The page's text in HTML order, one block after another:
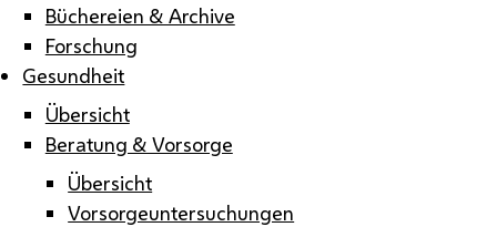
Büchereien & Archive
Forschung
Gesundheit
Übersicht
Beratung & Vorsorge
Übersicht
Vorsorgeuntersuchungen